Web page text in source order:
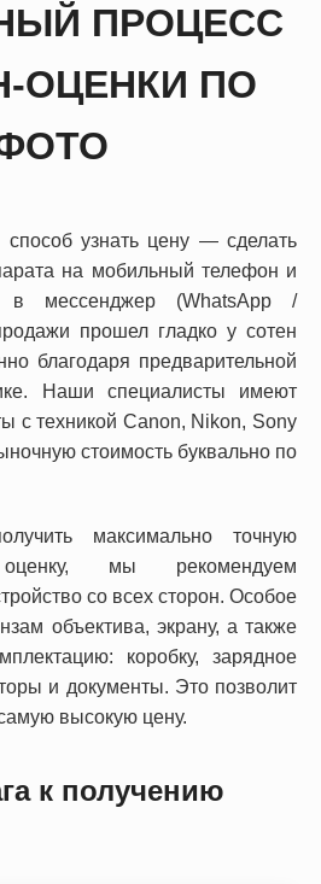
ПРОЦЕСС
ОЦЕНКИ ПО
узнать цену — сделать
на мобильный телефон и
в мессенджер (WhatsApp /
прошел гладко у сотен
благодаря предварительной
Наши специалисты имеют
с техникой Canon, Nikon, Sony
стоимость буквально по
максимально точную
оценку, мы рекомендуем
со всех сторон. Особое
объектива, экрану, а также
коробку, зарядное
и документы. Это позволит
высокую цену.
к получению